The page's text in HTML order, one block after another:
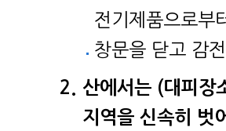
전기제품으로부
창문을 닫고 감
산에서는 (대피장
지역을 신속히 벗